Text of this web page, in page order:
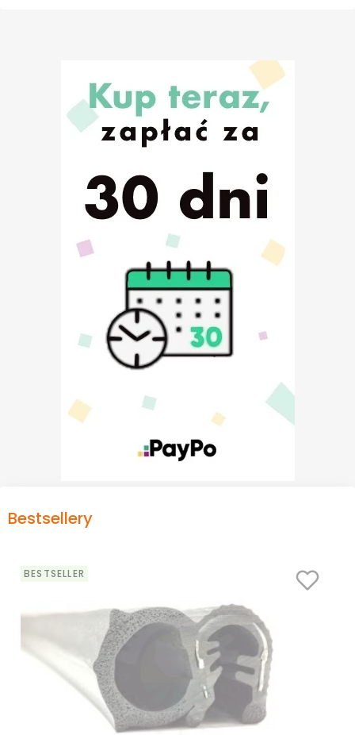
Bestsellery
BESTSELLER